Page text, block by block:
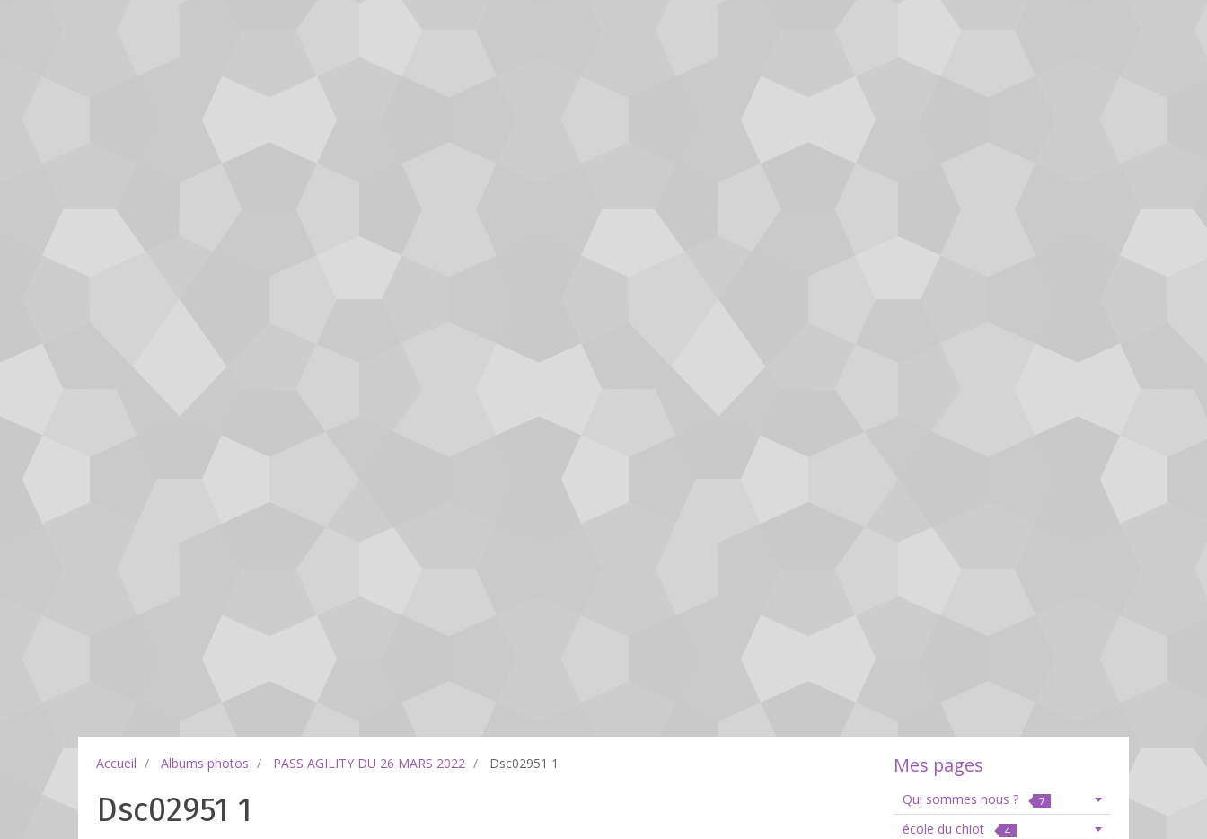
Accueil Albums photos PASS AGILITY DU 26 MARS 2022 Dsc02951 1
Dsc02951 1
Mes pages
Qui sommes nous ? 7
école du chiot 4